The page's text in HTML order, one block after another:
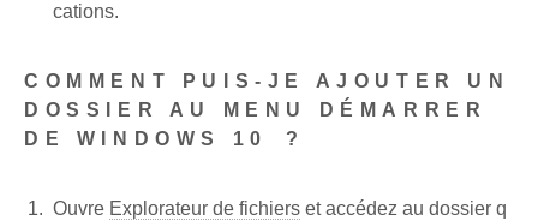
cations.
COMMENT PUIS-JE AJOUTER UN
DOSSIER AU MENU DÉMARRER
DE WINDOWS 10⁤ ?
Ouvre Explorateur de fichiers et accédez au dossier q